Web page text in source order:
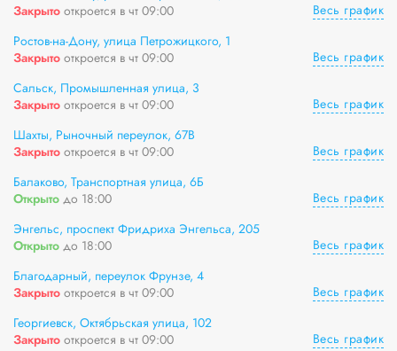
Закрыто откроется в чт 09:00
Весь график
Ростов-на-Дону, улица Петрожицкого, 1
Закрыто откроется в чт 09:00
Весь график
Сальск, Промышленная улица, 3
Закрыто откроется в чт 09:00
Весь график
Шахты, Рыночный переулок, 67В
Закрыто откроется в чт 09:00
Весь график
Балаково, Транспортная улица, 6Б
Открыто до 18:00
Весь график
Энгельс, проспект Фридриха Энгельса, 205
Открыто до 18:00
Весь график
Благодарный, переулок Фрунзе, 4
Закрыто откроется в чт 09:00
Весь график
Георгиевск, Октябрьская улица, 102
Закрыто откроется в чт 09:00 Весь график